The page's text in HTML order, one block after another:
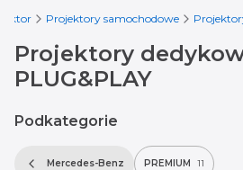
Projektory samochodowe
Projektory
PLUG&PLAY
Podkategorie
Mercedes-Benz PREMIUM 11